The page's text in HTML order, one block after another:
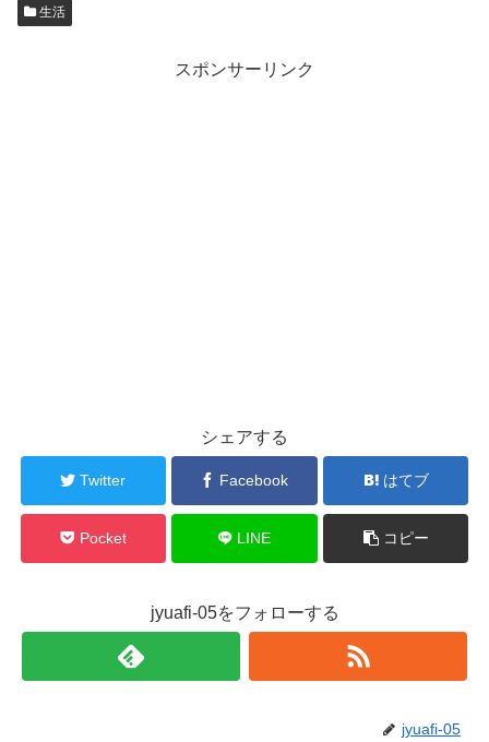
生活
スポンサーリンク
シェアする
Twitter Facebook はてブ
Pocket LINE コピー
jyuafi-05をフォローする
jyuafi-05